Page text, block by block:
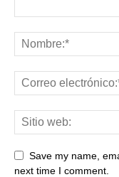
Save my name,
next time I comment.